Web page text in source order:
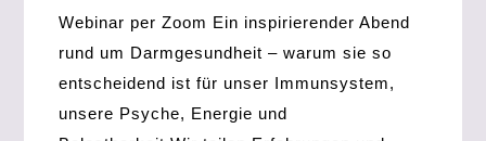
Webinar per Zoom Ein inspirierender Abend
rund um Darmgesundheit – warum sie so
entscheidend ist für unser Immunsystem,
unsere Psyche, Energie und